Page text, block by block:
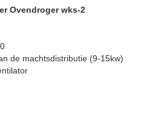
Ovendroger wks-2
de machtsdistributie (9-15kw)